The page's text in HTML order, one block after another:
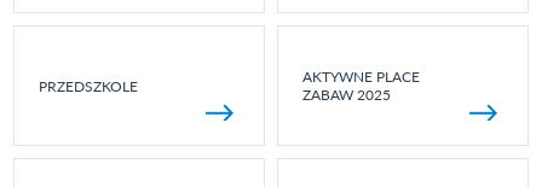
PRZEDSZKOLE
AKTYWNE PLACE
ZABAW 2025